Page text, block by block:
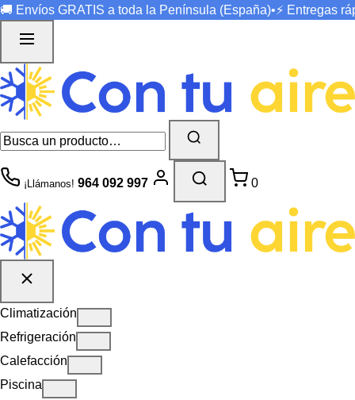
🚚 Envíos GRATIS a toda la Península (España)•⚡ Entregas
¡Llámanos! 964 092 997 0
Climatización
Refrigeración
Calefacción
Piscina